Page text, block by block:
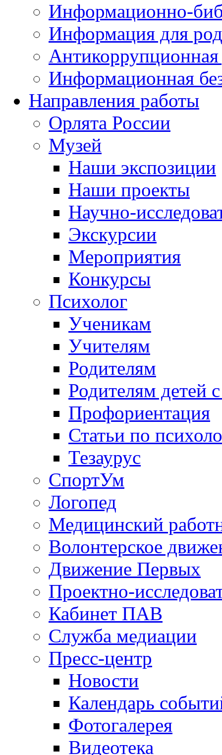
Информационно-
Информация для
Антикоррупционная
Информационная
Направления работы
Орлята России
Музей
Наши экспозиции
Наши проекты
Научно-
Экскурсии
Мероприятия
Конкурсы
Психолог
Ученикам
Учителям
Родителям
Родителям детей
Профориентация
Статьи по
Тезаурус
СпортУм
Логопед
Медицинский
Волонтерское
Движение Первых
Проектно-
Кабинет ПАВ
Служба медиации
Пресс-центр
Новости
Календарь
Фотогалерея
Видеотека